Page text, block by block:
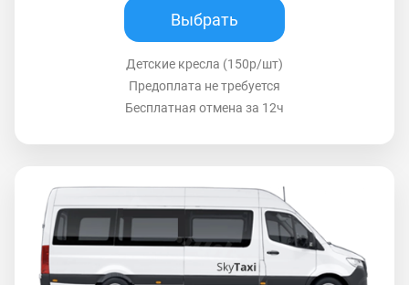
Выбрать
Детские кресла (150р/шт)
Предоплата не требуется
Бесплатная отмена за 12ч